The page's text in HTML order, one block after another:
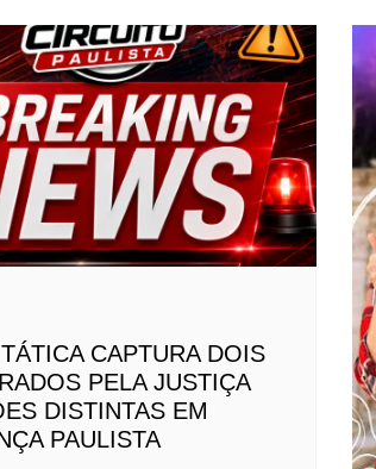
CAPTURA DOIS
PELA JUSTIÇA
DISTINTAS EM
PAULISTA